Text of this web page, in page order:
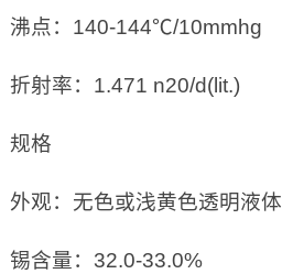
沸点：140-144℃/10mmhg
折射率：1.471 n20/d(lit.)
规格
外观：无色或浅黄色透明液体
锡含量：32.0-33.0%